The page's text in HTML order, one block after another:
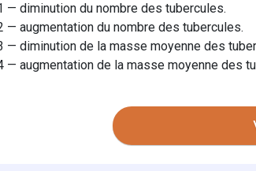
— diminution du nombre des tubercules.
— augmentation du nombre des tubercules.
— diminution de la masse moyenne des
— augmentation de la masse moyenne des